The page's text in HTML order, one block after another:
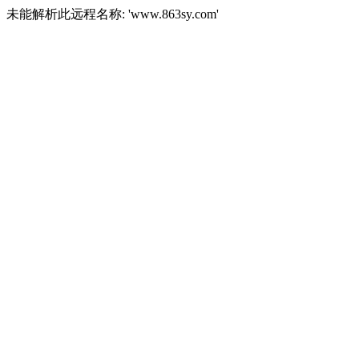
未能解析此远程名称: 'www.863sy.com'